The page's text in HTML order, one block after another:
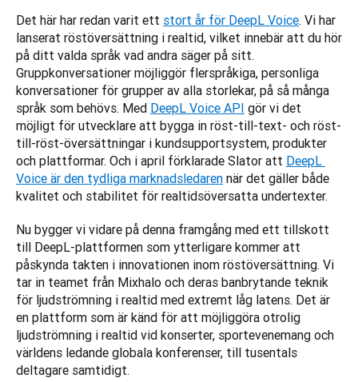
Det här har redan varit ett stort år för DeepL Voice. Vi har
lanserat röstöversättning i realtid, vilket innebär att du hör
på ditt valda språk vad andra säger på sitt.
Gruppkonversationer möjliggör flerspråkiga, personliga
konversationer för grupper av alla storlekar, på så många
språk som behövs. Med DeepL Voice API gör vi det
möjligt för utvecklare att bygga in röst-till-text- och röst-
till-röst-översättningar i kundsupportsystem, produkter
och plattformar. Och i april förklarade Slator att DeepL
Voice är den tydliga marknadsledaren när det gäller både
kvalitet och stabilitet för realtidsöversatta undertexter.
Nu bygger vi vidare på denna framgång med ett tillskott
till DeepL-plattformen som ytterligare kommer att
påskynda takten i innovationen inom röstöversättning. Vi
tar in teamet från Mixhalo och deras banbrytande teknik
för ljudströmning i realtid med extremt låg latens. Det är
en plattform som är känd för att möjliggöra otrolig
ljudströmning i realtid vid konserter, sportevenemang och
världens ledande globala konferenser, till tusentals
deltagare samtidigt.